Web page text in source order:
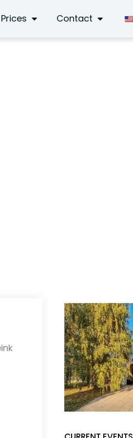
Prices Contact